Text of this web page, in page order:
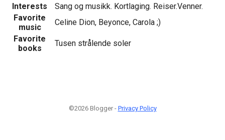
Interests
Sang og musikk. Kortlaging. Reiser.Venner.
Favorite
music
Celine Dion, Beyonce, Carola ;)
Favorite
books
Tusen strålende soler
©2026 Blogger - Privacy Policy